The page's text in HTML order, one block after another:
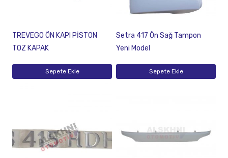
TREVEGO ÖN KAPI PİSTON
TOZ KAPAK
Sepete Ekle
Setra 417 Ön Sağ Tampon
Yeni Model
Sepete Ekle